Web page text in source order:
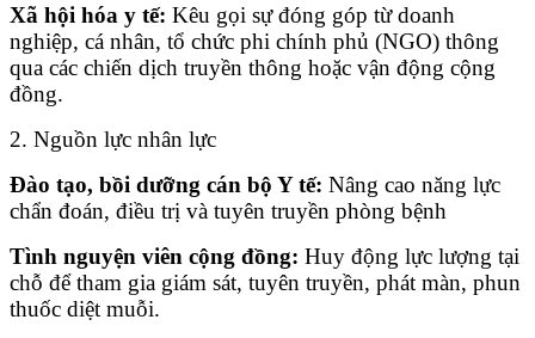
Xã hội hóa y tế: Kêu gọi sự đóng góp từ doanh
nghiệp, cá nhân, tổ chức phi chính phủ (NGO) thông
qua các chiến dịch truyền thông hoặc vận động cộng
đồng.
2. Nguồn lực nhân lực
Đào tạo, bồi dưỡng cán bộ Y tế: Nâng cao năng lực
chẩn đoán, điều trị và tuyên truyền phòng bệnh
Tình nguyện viên cộng đồng: Huy động lực lượng tại
chỗ để tham gia giám sát, tuyên truyền, phát màn, phun
thuốc diệt muỗi.